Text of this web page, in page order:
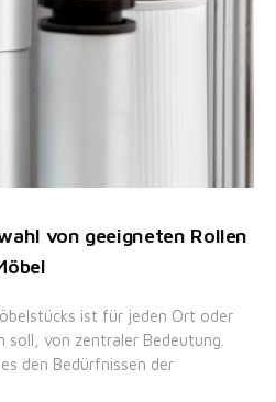
von geeigneten Rollen
ist für jeden Ort oder
soll, von zentraler Bedeutung.
den Bedürfnissen der